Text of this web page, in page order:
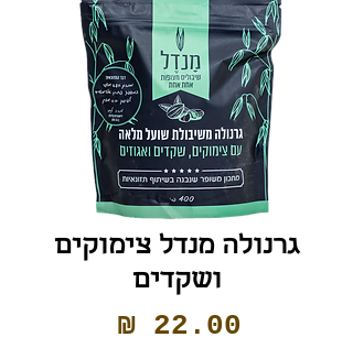
גרנולה מנדל צימוקים
ושקדים
מחיר